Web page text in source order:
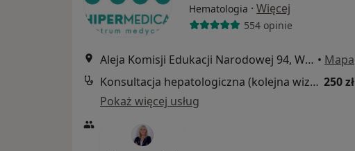
Hematologia · Więcej
554 opinie
Aleja Komisji Edukacji Narodowej 94, Warszawa • Mapa
Konsultacja hepatologiczna (kolejna wizyta) 250 zł
Pokaż więcej usług